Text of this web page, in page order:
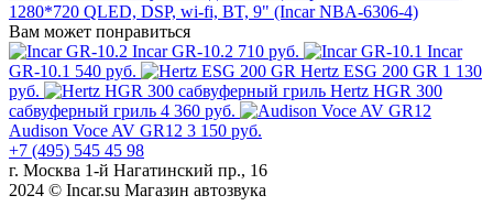
1280*720 QLED, DSP, wi-fi, BT, 9" (Incar NBA-6306-4)
Вам может понравиться
Incar GR-10.2 710 руб.
Incar
GR-10.1 540 руб. Hertz ESG 200 GR 1 130
руб.
Hertz HGR 300
сабвуферный гриль 4 360 руб.
Audison Voce AV GR12 3 150 руб.
+7 (495) 545 45 98
г. Москва 1-й Нагатинский пр., 16
2024 © Incar.su Магазин автозвука